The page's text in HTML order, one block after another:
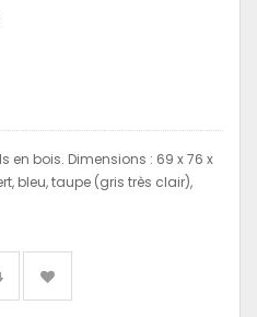
en bois. Dimensions : 69 x 76 x
bleu, taupe (gris très clair),